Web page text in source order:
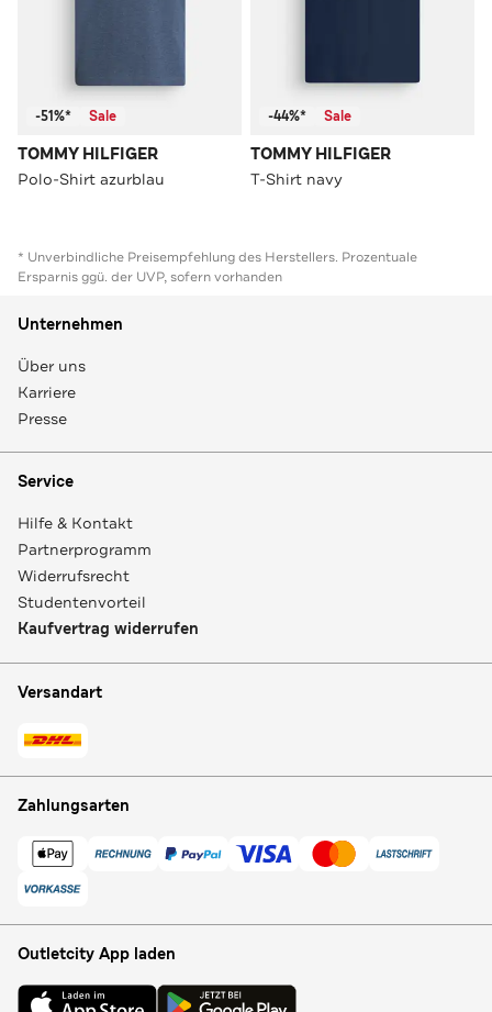
-51%* Sale
TOMMY HILFIGER
Polo-Shirt azurblau
-44%* Sale
TOMMY HILFIGER
T-Shirt navy
* Unverbindliche Preisempfehlung des Herstellers. Prozentuale
Ersparnis ggü. der UVP, sofern vorhanden
Unternehmen
Über uns
Karriere
Presse
Service
Hilfe & Kontakt
Partnerprogramm
Widerrufsrecht
Studentenvorteil
Kaufvertrag widerrufen
Versandart
Zahlungsarten
Outletcity App laden